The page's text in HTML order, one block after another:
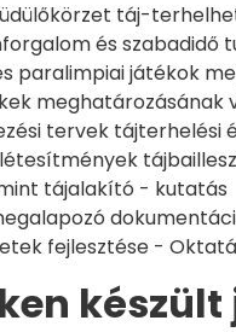
táj-
és szabadidő
paralimpiai játékok
meghatározásának
tervek tájterhelési
tájalakító - kutatás
fejlesztése -